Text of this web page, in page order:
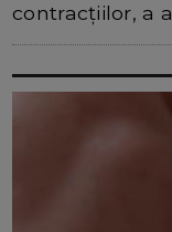
contracțiilor, a